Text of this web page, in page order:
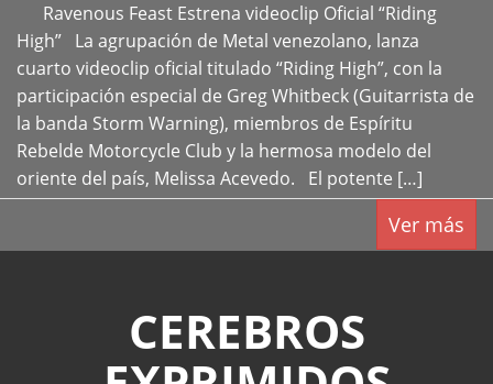
Ravenous Feast Estrena videoclip Oficial “Riding
High” La agrupación de Metal venezolano, lanza
cuarto videoclip oficial titulado “Riding High”, con la
participación especial de Greg Whitbeck (Guitarrista de
la banda Storm Warning), miembros de Espíritu
Rebelde Motorcycle Club y la hermosa modelo del
oriente del país, Melissa Acevedo. El potente […]
Ver más
CEREBROS